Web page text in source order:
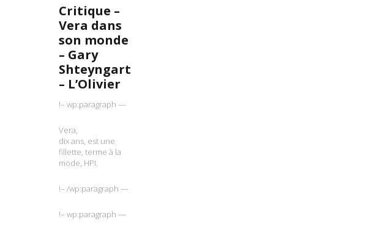
Critique –
Vera dans
son monde
– Gary
Shteyngart
– L’Olivier
!– wp:paragraph —
Vera,
dix ans, est une
fillette, terme à la
mode, HPI.
!– /wp:paragraph —
!– wp:paragraph —